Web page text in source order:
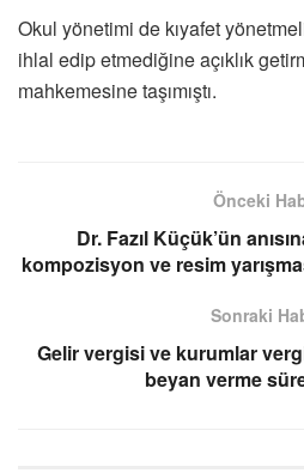
Okul yönetimi de kıyafet
ihlal edip etmediğine açıklık
mahkemesine taşımıştı.
Önceki
Dr. Fazıl Küçük’ün
kompozisyon ve resim
Sonraki
Gelir vergisi ve kurumlar
beyan verme